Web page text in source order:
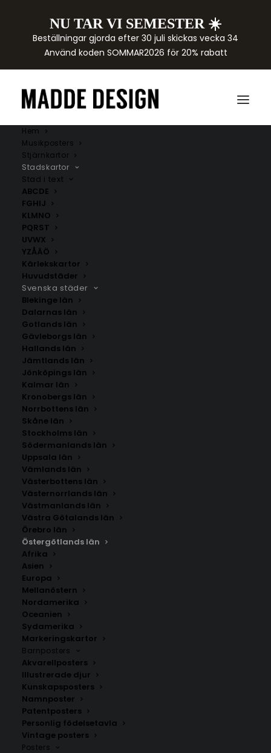
NU TAR VI SEMESTER ☀️
Beställningar gjorda efter 30 juli skickas vecka 34
Använd koden SOMMAR2026 för 20% rabatt
Hem
Musikposters
Stjärnkartor
Stadskartor
Stad i text
ABCDE
FGHIJ
KLMNO
PQRST
UVWX
YZÅÄÖ
Kärlekskartor
Huvudstäder
Svenska städer
Blekinge län
Dalarnas län
Gotlands län
Gävleborgs län
Hallands län
Jämtlands län
Jönköpings län
Kalmar län
Kronobergs län
Norrbottens län
Skåne län
Stockholms län
Södermanlands län
Uppsala län
Vämlands län
Västerbottens län
Västernorrlands län
Västmanlands län
Västra Götalands län
Örebro län
Östergötlands län
Afrika
Asien
Europa
Mellanöstern
Nordamerika
Oceanien
Sydamerika
Markeringskartor
Barnposters
Akvarellposters
Illustrerade djur
Kunskapsposters
Namnposter
Patentposters
Personlig födelsetavla
Vintage posters
Posters
Östergötlands län
Här hittar du handritade kartor över städer i
Östergötlands län. Om du inte hittar staden som du
letar efter kan du
SÖK AFFISCHER
Sök
efter:
Björsäter
Fr. 200.00